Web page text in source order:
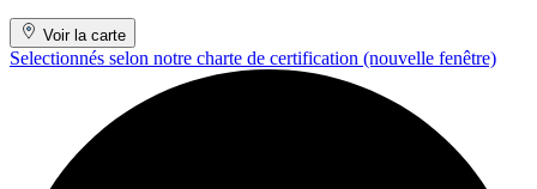
Voir la carte
Selectionnés selon notre charte de certification (nouvelle fenêtre)